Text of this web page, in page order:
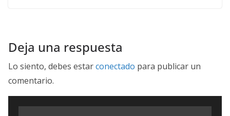
Deja una respuesta
Lo siento, debes estarconectado para publicar un
comentario.